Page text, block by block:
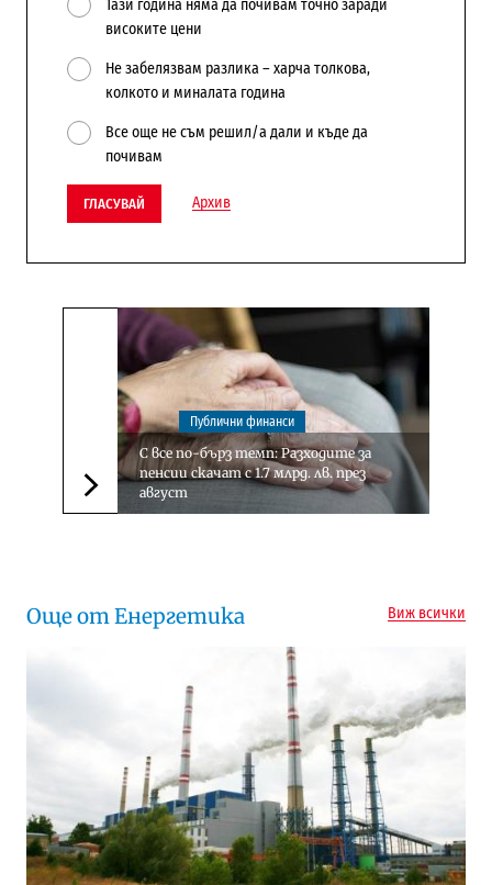
Тази година няма да почивам точно заради
високите цени
Не забелязвам разлика – харча толкова,
колкото и миналата година
Все още не съм решил/а дали и къде да
почивам
ГЛАСУВАЙ Архив
Следваща новина
Публични финанси
С все по-бърз темп: Разходите за
пенсии скачат с 1.7 млрд. лв. през
август
Още от Енергетика Виж всички